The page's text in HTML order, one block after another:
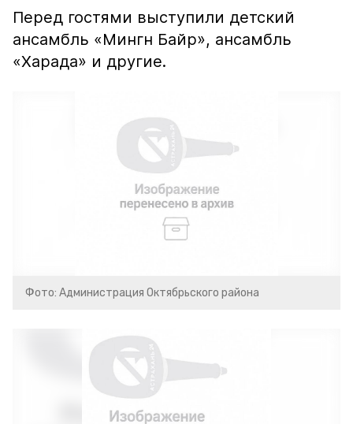
Перед гостями выступили детский
ансамбль «Мингн Байр», ансамбль
«Харада» и другие.
Фото: Администрация Октябрьского района